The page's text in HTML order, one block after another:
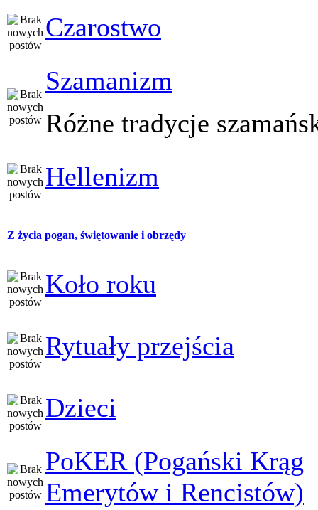
Czarostwo
Szamanizm
Różne tradycje
Hellenizm
Z życia pogan, świętowanie i obrzędy
Koło roku
Rytuały przejścia
Dzieci
PoKER (Pogański Krąg
Emerytów i Rencistów)